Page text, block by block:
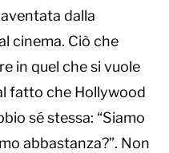
dalla
cinema. Ciò che
in quel che si vuole
fatto che Hollywood
sé stessa: “Siamo
abbastanza?”. Non